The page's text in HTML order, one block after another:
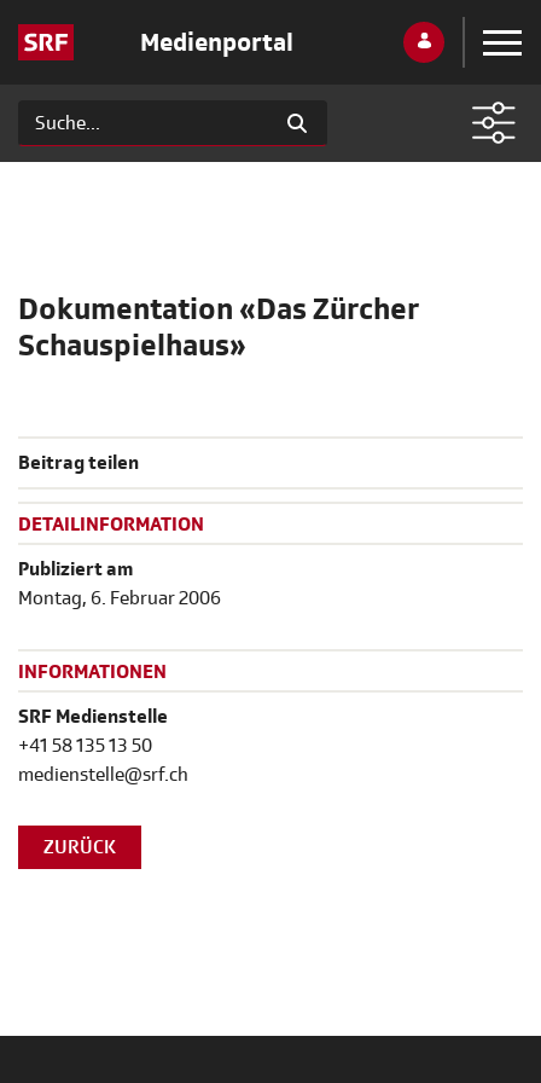
Medienportal
Dokumentation «Das Zürcher
Schauspielhaus»
Beitrag teilen
DETAILINFORMATION
Publiziert am
Montag, 6. Februar 2006
INFORMATIONEN
SRF Medienstelle
+41 58 135 13 50
medienstelle@srf.ch
ZURÜCK